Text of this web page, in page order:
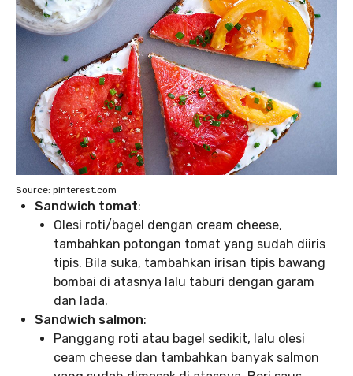
Source: pinterest.com
Sandwich tomat:
Olesi roti/bagel dengan cream cheese,
tambahkan potongan tomat yang sudah diiris
tipis. Bila suka, tambahkan irisan tipis bawang
bombai di atasnya lalu taburi dengan garam
dan lada.
Sandwich salmon:
Panggang roti atau bagel sedikit, lalu olesi
ceam cheese dan tambahkan banyak salmon